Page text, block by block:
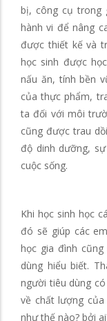
bị, công cụ trong
hành vi để nâng
được thiết kế và
học sinh được
nấu ăn, tính bền
của thực phẩm,
ta đối với môi
cũng được trau
độ dinh dưỡng,
cuộc sống.
Khi học sinh học
đó sẽ giúp các
học gia đình
dùng hiểu biết.
người tiêu dùng
về chất lượng
như thế nào? bởi